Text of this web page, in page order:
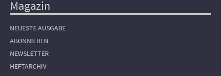
Magazin
NEUESTE AUSGABE
ABONNIEREN
NEWSLETTER
HEFTARCHIV